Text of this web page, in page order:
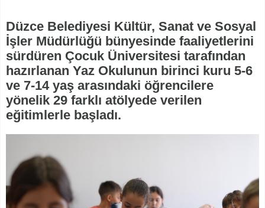
Düzce Belediyesi Kültür, Sanat ve Sosyal
İşler Müdürlüğü bünyesinde faaliyetlerini
sürdüren Çocuk Üniversitesi tarafından
hazırlanan Yaz Okulunun birinci kuru 5-6
ve 7-14 yaş arasındaki öğrencilere
yönelik 29 farklı atölyede verilen
eğitimlerle başladı.